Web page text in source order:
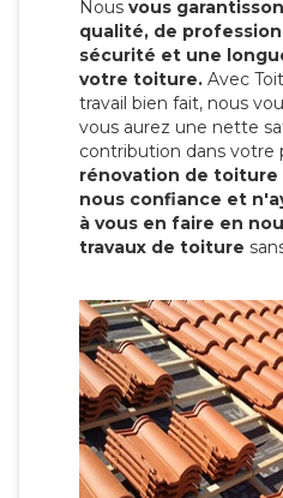
Nous vous
qualité, de
sécurité et une
votre toiture. Avec
travail bien fait, nous
vous aurez une nette
contribution dans votre
rénovation de toiture
nous confiance et
à vous en faire en
travaux de toiture